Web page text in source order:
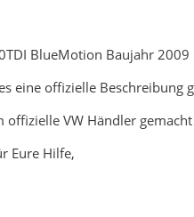
BlueMotion Baujahr
eine offizielle
offizielle VW Händler
Eure Hilfe,